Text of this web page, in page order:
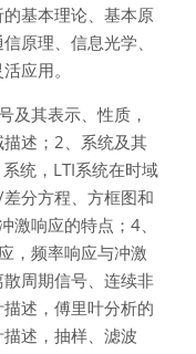
基本理论、基本原
原理、信息光学、
应用。
及其表示、性质，
述；2、系统及其
统，LTI系统在时域
分方程、方框图和
激响应的特点；4、
，频率响应与冲激
周期信号、连续非
述，傅里叶分析的
述，抽样、滤波